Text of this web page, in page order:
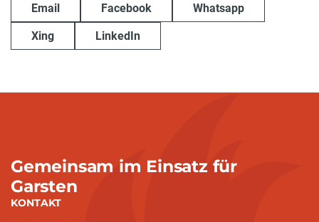
Email Facebook Whatsapp
Xing LinkedIn
Gemeinsam im Einsatz für
Garsten
KONTAKT